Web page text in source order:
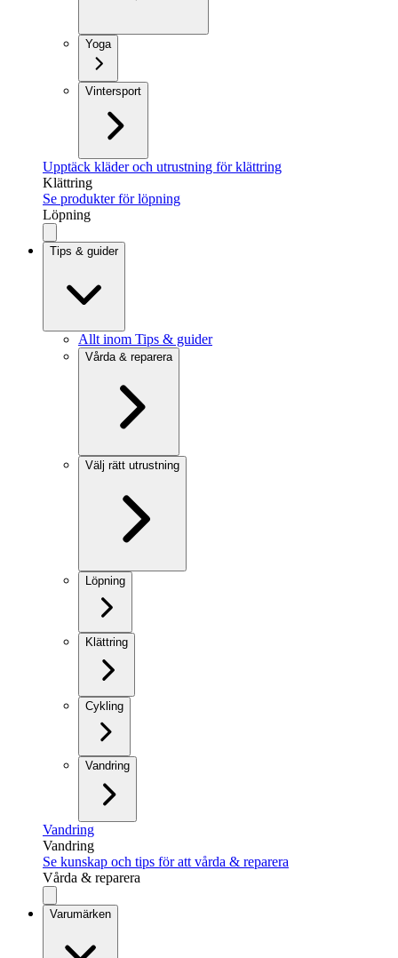
Yoga
Vintersport
Upptäck kläder och utrustning för klättring
Klättring
Se produkter för löpning
Löpning
Tips & guider
Allt inom Tips & guider
Vårda & reparera
Välj rätt utrustning
Löpning
Klättring
Cykling
Vandring
Vandring
Vandring
Se kunskap och tips för att vårda & reparera
Vårda & reparera
Varumärken